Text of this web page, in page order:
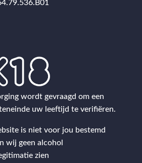
wordt gevraagd om een
uw leeftijd te verifiëren.
is niet voor jou bestemd
wij geen alcohol
zien